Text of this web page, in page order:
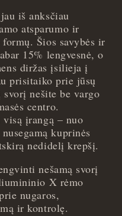
iš anksčiau
atsparumo ir
Šios savybės ir
15% lengvesnė, o
diržas įsilieja į
prisitaiko prie jūsų
nešite be vargo
centro.
įrangą – nuo
kuprinės
nedidelį krepšį.
nešamą svorį
X rėmo
nugaros,
ir kontrolę.